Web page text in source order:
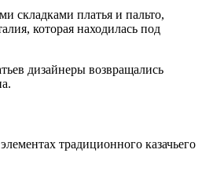
складками платья и пальто,
которая находилась под
дизайнеры возвращались
традиционного казачьего